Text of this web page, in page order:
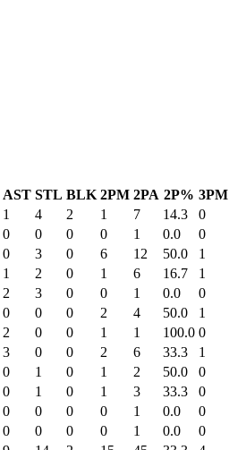
AST STL BLK 2PM 2PA 2P% 3PM
1 4 2 1 7 14.3 0
0 0 0 0 1 0.0 0
0 3 0 6 12 50.0 1
1 2 0 1 6 16.7 1
2 3 0 0 1 0.0 0
0 0 0 2 4 50.0 1
2 0 0 1 1 100.0 0
3 0 0 2 6 33.3 1
0 1 0 1 2 50.0 0
0 1 0 1 3 33.3 0
0 0 0 0 1 0.0 0
0 0 0 0 1 0.0 0